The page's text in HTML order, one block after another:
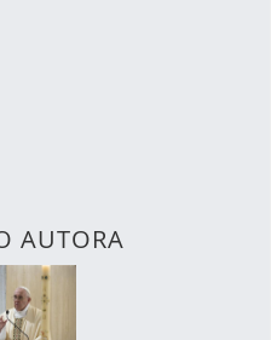
AUTORA